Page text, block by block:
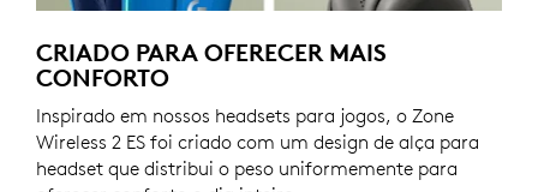
CRIADO PARA OFERECER MAIS
CONFORTO
Inspirado em nossos headsets para jogos, o Zone
Wireless 2 ES foi criado com um design de alça para
headset que distribui o peso uniformemente para